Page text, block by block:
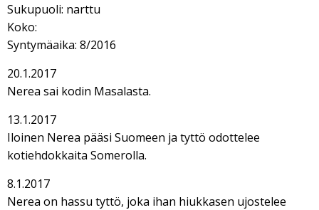
Sukupuoli: narttu
Koko:
Syntymäaika: 8/2016
20.1.2017
Nerea sai kodin Masalasta.
13.1.2017
Iloinen Nerea pääsi Suomeen ja tyttö odottelee
kotiehdokkaita Somerolla.
8.1.2017
Nerea on hassu tyttö, joka ihan hiukkasen ujostelee